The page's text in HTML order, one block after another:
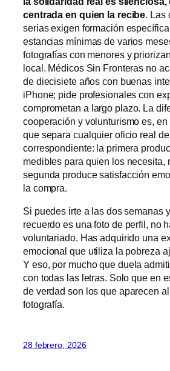
centrada en quien la recibe. Las
serias exigen formación
estancias mínimas de varios
fotografías con menores y
local. Médicos Sin Fronteras no
de diecisiete años con buenas
iPhone; pide profesionales con
comprometan a largo plazo. La
cooperación y volunturismo es,
que separa cualquier oficio real
correspondiente: la primera
medibles para quien los necesita,
segunda produce satisfacción
la compra.
Si puedes irte a las dos semanas
recuerdo es una foto de perfil, no
voluntariado. Has adquirido una
emocional que utiliza la pobreza
Y eso, por mucho que duela
con todas las letras. Solo que en
de verdad son los que aparecen
fotografía.
28 febrero, 2026